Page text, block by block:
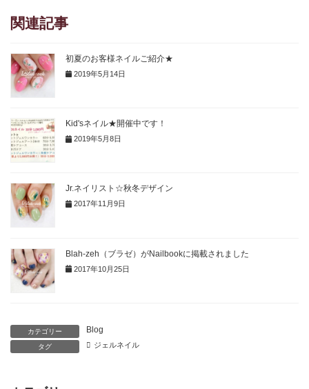
関連記事
初夏のお客様ネイルご紹介★
2019年5月14日
Kid'sネイル★開催中です！
2019年5月8日
Jr.ネイリスト☆秋冬デザイン
2017年11月9日
Blah-zeh（ブラゼ）がNailbookに掲載されました
2017年10月25日
カテゴリー Blog
タグ ジェルネイル